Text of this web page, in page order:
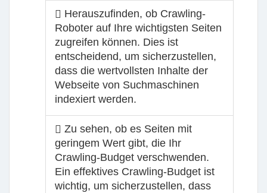
Herauszufinden, ob Crawling-
Roboter auf Ihre wichtigsten Seiten
zugreifen können. Dies ist
entscheidend, um sicherzustellen,
dass die wertvollsten Inhalte der
Webseite von Suchmaschinen
indexiert werden.
Zu sehen, ob es Seiten mit
geringem Wert gibt, die Ihr
Crawling-Budget verschwenden.
Ein effektives Crawling-Budget ist
wichtig, um sicherzustellen, dass